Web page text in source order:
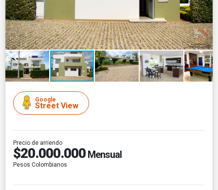
Google
Street View
Precio de arriendo
$20.000.000 Mensual
Pesos Colombianos